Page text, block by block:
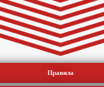
Правила